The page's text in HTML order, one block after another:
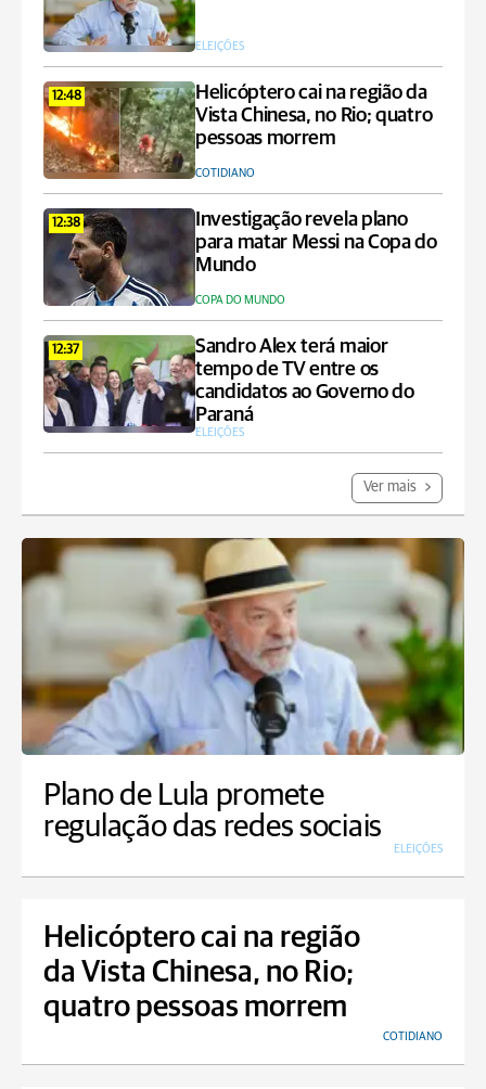
ELEIÇÕES
12:48
Helicóptero cai na região da
Vista Chinesa, no Rio; quatro
pessoas morrem
COTIDIANO
12:38
Investigação revela plano
para matar Messi na Copa do
Mundo
COPA DO MUNDO
12:37
Sandro Alex terá maior
tempo de TV entre os
candidatos ao Governo do
Paraná
ELEIÇÕES
Ver mais
Plano de Lula promete
regulação das redes sociais
ELEIÇÕES
Helicóptero cai na região
da Vista Chinesa, no Rio;
quatro pessoas morrem
COTIDIANO